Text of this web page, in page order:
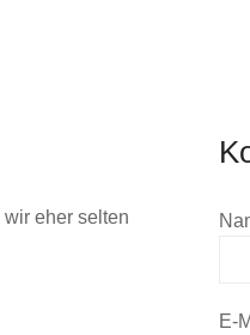
eher selten
E-